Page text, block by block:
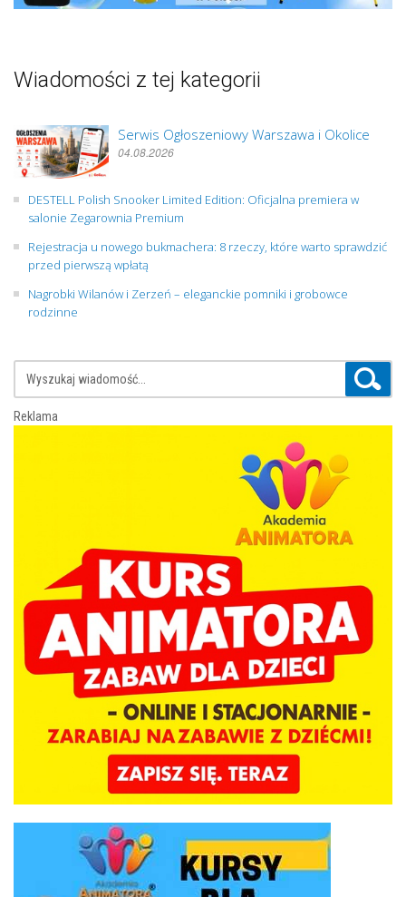
Wiadomości z tej kategorii
Serwis Ogłoszeniowy Warszawa i Okolice
04.08.2026
DESTELL Polish Snooker Limited Edition: Oficjalna premiera w
salonie Zegarownia Premium
Rejestracja u nowego bukmachera: 8 rzeczy, które warto sprawdzić
przed pierwszą wpłatą
Nagrobki Wilanów i Zerzeń – eleganckie pomniki i grobowce
rodzinne
Reklama